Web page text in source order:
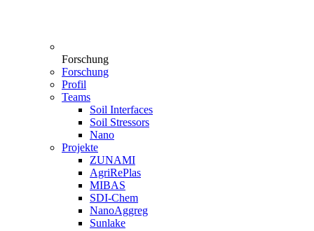
Forschung
Forschung
Profil
Teams
Soil Interfaces
Soil Stressors
Nano
Projekte
ZUNAMI
AgriRePlas
MIBAS
SDI-Chem
NanoAggreg
Sunlake